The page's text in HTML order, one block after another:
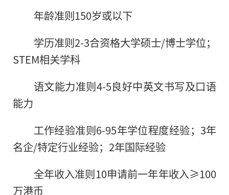
年龄准则150岁或以下
学历准则2-3合资格大学硕士/博士学位；
STEM相关学科
语文能力准则4-5良好中英文书写及口语
能力
工作经验准则6-95年学位程度经验；3年
名企/特定行业经验；2年国际经验
全年收入准则10申请前一年年收入≥100
万港币